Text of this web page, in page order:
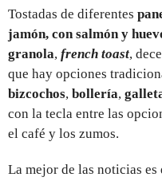
Tostadas de diferentes
jamón, con salmón y
granola, french toast,
que hay opciones
bizcochos, bollería,
con la tecla entre las
el café y los zumos.
La mejor de las noticias es